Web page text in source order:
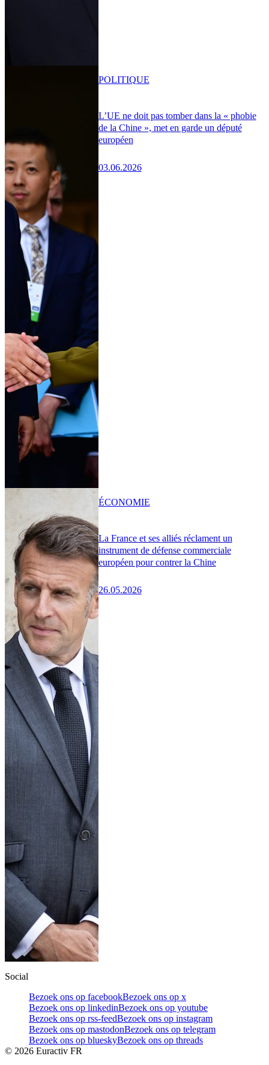
L’UE ne doit pas tomber dans la « phobie
de la Chine », met en garde un député
européen
03.06.2026
POLITIQUE
La France et ses alliés réclament un
instrument de défense commerciale
européen pour contrer la Chine
26.05.2026
ÉCONOMIE
Social
Bezoek ons op facebookBezoek ons op x
Bezoek ons op linkedinBezoek ons op youtube
Bezoek ons op rss-feedBezoek ons op instagram
Bezoek ons op mastodonBezoek ons op telegram
Bezoek ons op blueskyBezoek ons op threads
© 2026 Euractiv FR